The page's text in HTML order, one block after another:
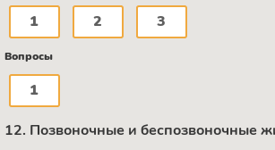
1 2 3
Вопросы
1
12. Позвоночные и беспозвоночные